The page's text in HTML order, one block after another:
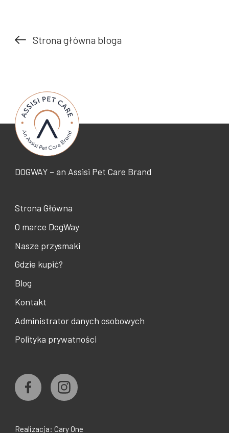
POZNAJ PSA: BORDER COLLIE
POZNAJ PSA: WYŻEŁ NIEMIECKI
KRÓTKOWŁOSY
Strona główna bloga
DOGWAY – an Assisi Pet Care Brand
Strona Główna
O marce DogWay
Nasze przysmaki
Gdzie kupić?
Blog
Kontakt
Administrator danych osobowych
Polityka prywatności
Realizacja: Cary One